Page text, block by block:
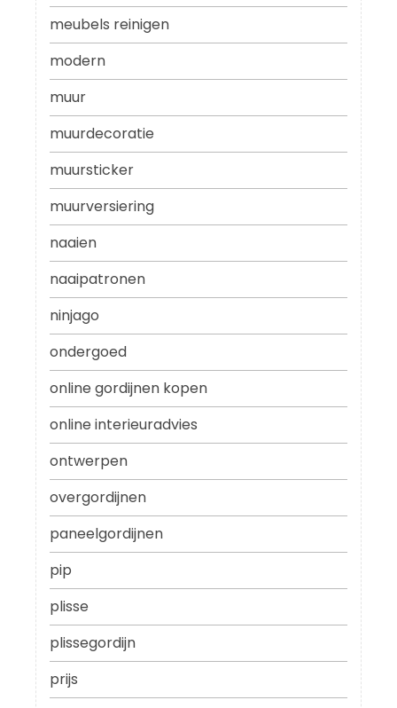
meubels reinigen
modern
muur
muurdecoratie
muursticker
muurversiering
naaien
naaipatronen
ninjago
ondergoed
online gordijnen kopen
online interieuradvies
ontwerpen
overgordijnen
paneelgordijnen
pip
plisse
plissegordijn
prijs